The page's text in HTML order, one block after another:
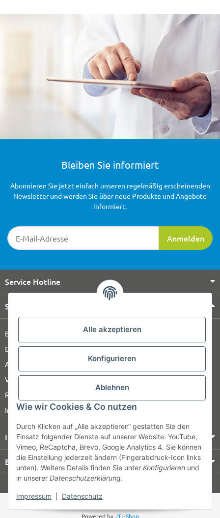
Alle akzeptieren
Konfigurieren
Ablehnen
Wie wir Cookies & Co nutzen
Durch Klicken auf „Alle akzeptieren“ gestatten Sie den
Einsatz folgender Dienste auf unserer Website: YouTube,
Vimeo, ReCaptcha, Brevo, Google Analytics 4. Sie können
die Einstellung jederzeit ändern (Fingerabdruck-Icon links
unten). Weitere Details finden Sie unter Konfigurieren und
in unserer Datenschutzerklärung.
Impressum Datenschutz
Bleiben Sie informiert
Newsletter-Registrierung
Anmelden
Abonnieren Sie jetzt einfach unseren regelmäßig erscheinenden
Newsletter und werden Sie über neue Produkte und Angebote
informiert.
Service Hotline
Shop Service
Barrierefreiheitserklärung
Datenschutz
AGB
Versandinformationen
Retour
Impressum
Informationen
Bezahlung & Versand
© HOZ MEDI WERK
* Alle Preise zzgl. gesetzlicher USt., zzgl.
Powered byJTL-Shop